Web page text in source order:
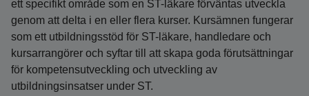
ett specifikt område som en ST-läkare förväntas utveckla
genom att delta i en eller flera kurser. Kursämnen fungerar
som ett utbildningsstöd för ST-läkare, handledare och
kursarrangörer och syftar till att skapa goda förutsättningar
för kompetensutveckling och utveckling av
utbildningsinsatser under ST.